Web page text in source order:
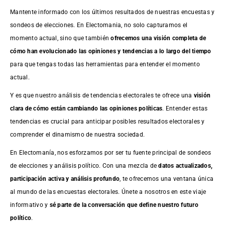
Mantente informado con los últimos resultados de nuestras encuestasy
sondeos de elecciones. En Electomania, no solo capturamos el
momento actual, sino que tambiénofrecemos una visión completa de
cómo han evolucionado las opiniones y tendencias a lo largo del tiempo
para que tengas todas las herramientas para entender el momento
actual.
Y es que nuestro análisis de tendencias electorales te ofrece una visión
clara de cómo están cambiando las opiniones políticas. Entender estas
tendencias es crucial para anticipar posibles resultados electorales y
comprender el dinamismo de nuestra sociedad.
En Electomanía, nos esforzamos por ser tu fuente principal de sondeos
de elecciones y análisis político. Con una mezcla dedatos actualizados,
participación activa y análisis profundo , te ofrecemos una ventana única
al mundo de las encuestas electorales. Únete a nosotros en este viaje
informativo y sé parte de la conversación que define nuestro futuro
político.